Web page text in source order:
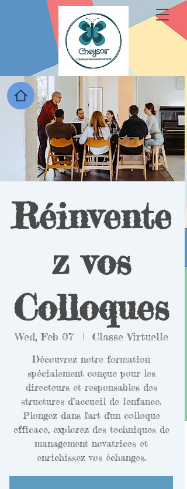
Réinvente
z vos
Colloques
Wed, Feb 07
  |
Classe Virtuelle
Découvrez notre formation
spécialement conçue pour les
directeurs et responsables des
structures d’accueil de l'enfance.
Plongez dans l'art d'un colloque
efficace, explorez des techniques de
management novatrices et
enrichissez vos échanges.